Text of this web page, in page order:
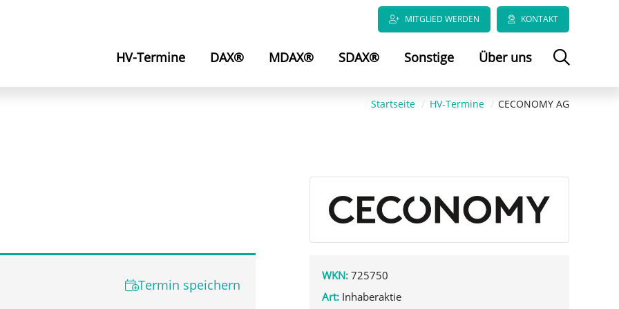
MITGLIED WERDEN KONTAKT
HV-Termine DAX® MDAX® SDAX® Sonstige Über uns
Startseite HV-Termine CECONOMY AG
Termin speichern
WKN: 725750
Art: Inhaberaktie